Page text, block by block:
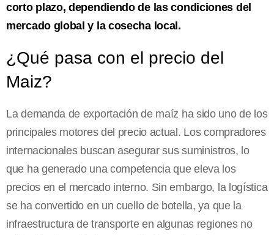
corto plazo, dependiendo de las condiciones del
mercado global y la cosecha local.
¿Qué pasa con el precio del
Maiz?
La demanda de exportación de maíz ha sido uno de los
principales motores del precio actual. Los compradores
internacionales buscan asegurar sus suministros, lo
que ha generado una competencia que eleva los
precios en el mercado interno. Sin embargo, la logística
se ha convertido en un cuello de botella, ya que la
infraestructura de transporte en algunas regiones no